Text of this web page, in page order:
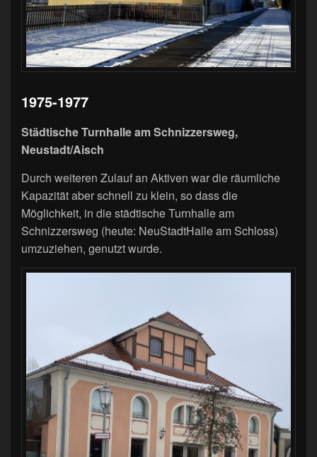
1975-1977
Städtische Turnhalle am Schnizzersweg,
Neustadt/Aisch
Durch weiteren Zulauf an Aktiven war die räumliche
Kapazität aber schnell zu klein, so dass die
Möglichkeit, in die städtische Turnhalle am
Schnizzersweg (heute: NeuStadtHalle am Schloss)
umzuziehen, genutzt wurde.